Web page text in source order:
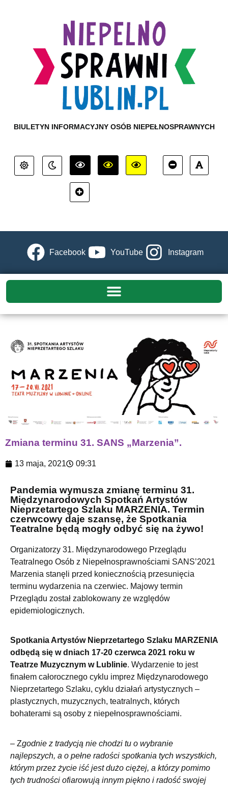
BIULETYN INFORMACYJNY OSÓB NIEPEŁNOSPRAWNYCH
Facebook YouTube Instagram
Zmiana terminu 31. SANS „Marzenia”.
13 maja, 2021 09:31
Pandemia wymusza zmianę terminu 31.
Międzynarodowych Spotkań Artystów
Nieprzetartego Szlaku MARZENIA. Termin
czerwcowy daje szansę, że Spotkania
Teatralne będą mogły odbyć się na żywo!
Organizatorzy 31. Międzynarodowego Przeglądu
Teatralnego Osób z Niepełnosprawnościami SANS’2021
Marzenia stanęli przed koniecznością przesunięcia
terminu wydarzenia na czerwiec. Majowy termin
Przeglądu został zablokowany ze względów
epidemiologicznych.
Spotkania Artystów Nieprzetartego Szlaku MARZENIA
odbędą się w dniach 17-20 czerwca 2021 roku w
Teatrze Muzycznym w Lublinie. Wydarzenie to jest
finałem całorocznego cyklu imprez Międzynarodowego
Nieprzetartego Szlaku, cyklu działań artystycznych –
plastycznych, muzycznych, teatralnych, których
bohaterami są osoby z niepełnosprawnościami.
– Zgodnie z tradycją nie chodzi tu o wybranie
najlepszych, a o pełne radości spotkania tych wszystkich,
którym przez życie iść jest dużo ciężej, a którzy pomimo
tych trudności ofiarowują innym piękno i radość swojej